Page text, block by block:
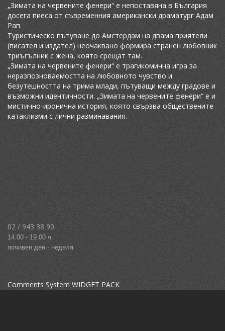
„Зимата на червените фенери“ е непоставяна в България
досега пиеса от съвременния американски драматург Адам
Рап.
Туристическо пътуване до Амстердам на двама приятели
(писател и издател) неочаквано формира странен любовник
триъгълник с жена, която срещат там.
„Зимата на червените фенери“ е трагикомична игра за
неразпозноваемостта на любовното чувство и
безутешността на трима млади, пътуващи между градове и
възможни идентичности. „Зимата на червените фенери“ е и
мистично-иронична история, която свързва обществените
катаклизми с лични разминавания.
02 / 943 38 90
14.00 - 19.00 ч.
почивен ден - неделя
Comments System WIDGET PACK